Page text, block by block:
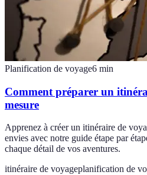
Planification de voyage6 min
Comment préparer un
mesure
Apprenez à créer un itinéraire de
envies avec notre guide étape par
chaque détail de vos aventures.
itinéraire de voyageplanification de